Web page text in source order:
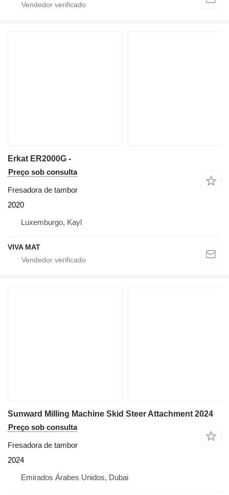
Erkat ER2000G -
Preço sob consulta
Fresadora de tambor
2020
Luxemburgo, Kayl
VIVA MAT
Sunward Milling Machine Skid Steer Attachment 2024
Preço sob consulta
Fresadora de tambor
2024
Emirados Árabes Unidos, Dubai